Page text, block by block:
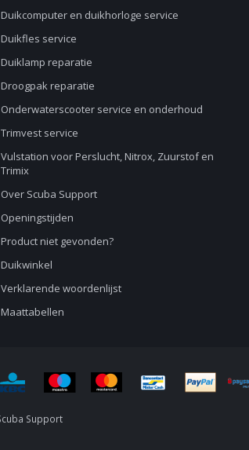
Duikcomputer en duikhorloge service
Duikfles service
Duiklamp reparatie
Droogpak reparatie
Onderwaterscooter service en onderhoud
Trimvest service
Vulstation voor Perslucht, Nitrox, Zuurstof en
Trimix
Over Scuba Support
Openingstijden
Product niet gevonden?
Duikwinkel
Verklarende woordenlijst
Maattabellen
Support